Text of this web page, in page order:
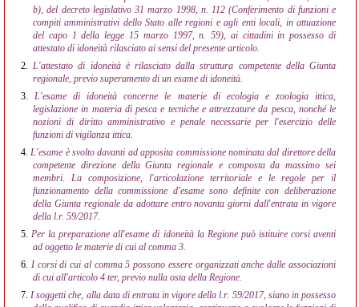
b), del decreto legislativo 31 marzo 1998, n. 112 (Conferimento di funzioni e
compiti amministrativi dello Stato alle regioni e agli enti locali, in attuazione
del capo 1 della legge 15 marzo 1997, n. 59), ai cittadini in possesso di
attestato di idoneità rilasciato ai sensi del presente articolo.
2. L'attestato di idoneità è rilasciato dalla struttura competente della Giunta
regionale, previo superamento di un esame di idoneità.
3.
L'esame di idoneità concerne le materie di ecologia e zoologia ittica,
legislazione in materia di pesca e tecniche e attrezzature da pesca, nonché le
nozioni di diritto amministrativo e penale necessarie per l'esercizio delle
funzioni di vigilanza ittica.
4. L'esame è svolto davanti ad apposita commissione nominata dal direttore della
competente direzione della Giunta regionale e composta da massimo sei
membri. La composizione, l'articolazione territoriale e le regole per il
funzionamento della commissione d'esame sono definite con deliberazione
della Giunta regionale da adottare entro novanta giorni dall'entrata in vigore
della l.r. 59/2017.
5. Per la preparazione all'esame di idoneità la Regione può istituire corsi aventi
ad oggetto le materie di cui al comma 3.
6. I corsi di cui al comma 5 possono essere organizzati anche dalle associazioni
di cui all'articolo 4 ter, previo nulla osta della Regione.
7. I soggetti che, alla data di entrata in vigore della l.r. 59/2017, siano in possesso